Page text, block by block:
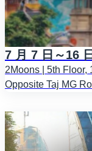
7 月 7 日～16 日
2Moons | 5th Floor,
Opposite Taj MG